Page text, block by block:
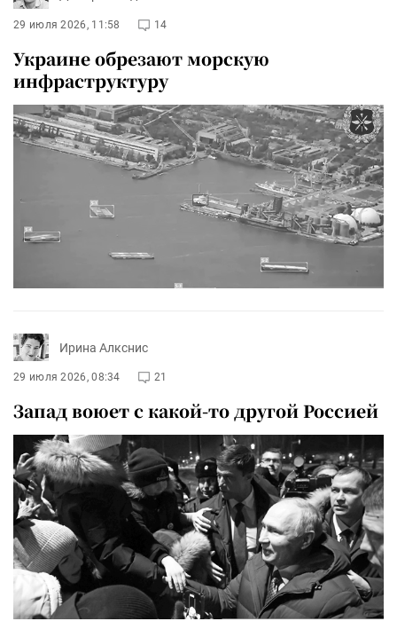
29 июля 2026, 11:58 14
Украине обрезают морскую
инфраструктуру
Ирина Алкснис
29 июля 2026, 08:34 21
Запад воюет с какой-то другой Россией